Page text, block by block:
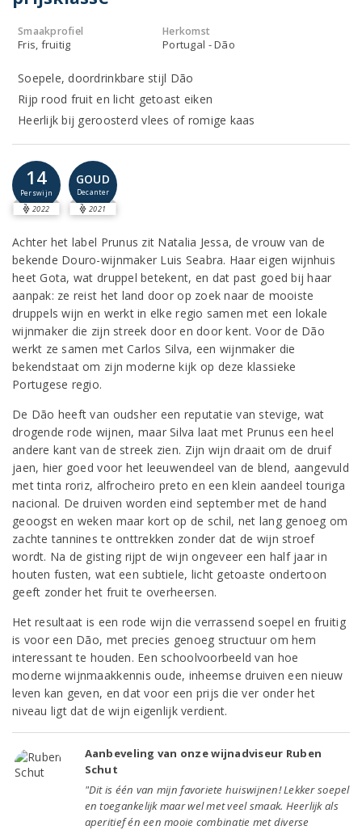
Smaakprofiel
Fris, fruitig
Herkomst
Portugal - Dão
Soepele, doordrinkbare stijl Dão
Rijp rood fruit en licht getoast eiken
Heerlijk bij geroosterd vlees of romige kaas
14
Perswijn
2022
GOUD
Decanter
2021
Achter het label Prunus zit Natalia Jessa, de vrouw van de
bekende Douro-wijnmaker Luis Seabra. Haar eigen wijnhuis
heet Gota, wat druppel betekent, en dat past goed bij haar
aanpak: ze reist het land door op zoek naar de mooiste
druppels wijn en werkt in elke regio samen met een lokale
wijnmaker die zijn streek door en door kent. Voor de Dão
werkt ze samen met Carlos Silva, een wijnmaker die
bekendstaat om zijn moderne kijk op deze klassieke
Portugese regio.
De Dão heeft van oudsher een reputatie van stevige, wat
drogende rode wijnen, maar Silva laat met Prunus een heel
andere kant van de streek zien. Zijn wijn draait om de druif
jaen, hier goed voor het leeuwendeel van de blend, aangevuld
met tinta roriz, alfrocheiro preto en een klein aandeel touriga
nacional. De druiven worden eind september met de hand
geoogst en weken maar kort op de schil, net lang genoeg om
zachte tannines te onttrekken zonder dat de wijn stroef
wordt. Na de gisting rijpt de wijn ongeveer een half jaar in
houten fusten, wat een subtiele, licht getoaste ondertoon
geeft zonder het fruit te overheersen.
Het resultaat is een rode wijn die verrassend soepel en fruitig
is voor een Dão, met precies genoeg structuur om hem
interessant te houden. Een schoolvoorbeeld van hoe
moderne wijnmaakkennis oude, inheemse druiven een nieuw
leven kan geven, en dat voor een prijs die ver onder het
niveau ligt dat de wijn eigenlijk verdient.
Aanbeveling van onze wijnadviseur Ruben
Schut
"Dit is één van mijn favoriete huiswijnen! Lekker soepel
en toegankelijk maar wel met veel smaak. Heerlijk als
aperitief én een mooie combinatie met diverse